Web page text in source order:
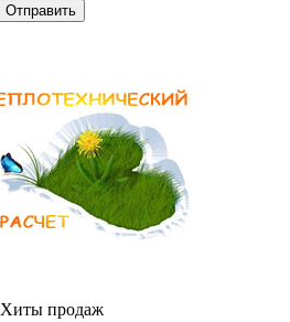
Отправить
Хиты продаж